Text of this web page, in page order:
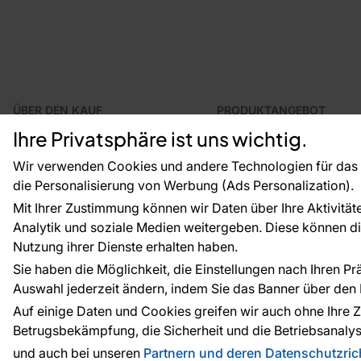
Ihre Privatsphäre ist uns wichtig.
Wir verwenden Cookies und andere Technologien für
die Personalisierung von Werbung (Ads Personalization).
Mit Ihrer Zustimmung können wir Daten über Ihre
Analytik und soziale Medien weitergeben. Diese können
Nutzung ihrer Dienste erhalten haben.
Sie haben die Möglichkeit, die Einstellungen nach Ihren
Auswahl jederzeit ändern, indem Sie das Banner über
Auf einige Daten und Cookies greifen wir auch ohne Ihre
Betrugsbekämpfung, die Sicherheit und die
und auch bei unseren Partnern und deren
ÜBER DEN KAUF
Versand und Bezahlung
Vertragsrücktritt
Reklamationsverfahren
Rücksendung von Waren
CE-Zertifizierung
Großhandel
Raumvisualisierung
PRODUKTANGEBOT
Fototapeten
Leiste
Dekoration
Selbstklebende Folien
Zubehör
Tapetenmuster
Zahlungsarten: Die Zahlungen